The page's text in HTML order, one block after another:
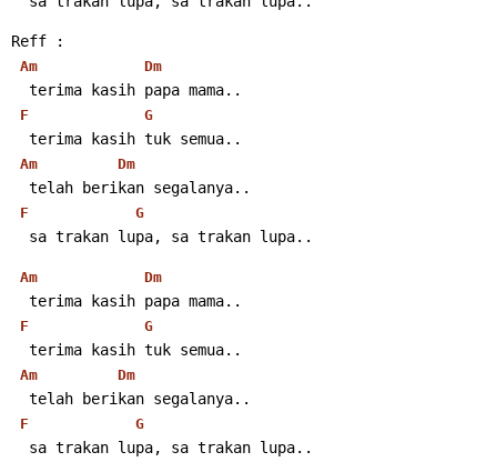
Reff :
Am Dm
  terima kasih papa mama..
F G
  terima kasih tuk semua..
Am Dm
  telah berikan segalanya..
F G
  sa trakan lupa, sa trakan lupa..
Am Dm
  terima kasih papa mama..
F G
  terima kasih tuk semua..
Am Dm
  telah berikan segalanya..
F G
  sa trakan lupa, sa trakan lupa..